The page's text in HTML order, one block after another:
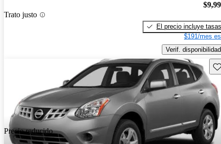
Trato justo
El precio incluye tasas
$191/mes
Verif. disponibilidad
Precio reducido